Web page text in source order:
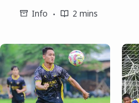
Info
2 mins